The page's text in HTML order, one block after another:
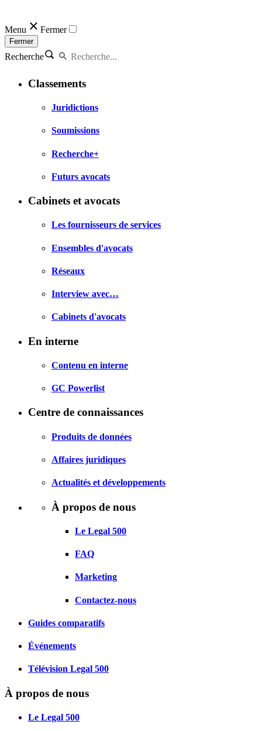
Menu Fermer
Fermer
Recherche
Classements
Juridictions
Soumissions
Recherche+
Futurs avocats
Cabinets et avocats
Les fournisseurs de services
Ensembles d'avocats
Réseaux
Interview avec…
Cabinets d'avocats
En interne
Contenu en interne
GC Powerlist
Centre de connaissances
Produits de données
Affaires juridiques
Actualités et développements
À propos de nous
Le Legal 500
FAQ
Marketing
Contactez-nous
Guides comparatifs
Événements
Télévision Legal 500
À propos de nous
Le Legal 500